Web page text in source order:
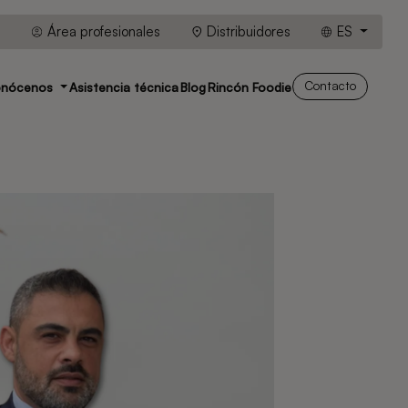
Área profesionales Distribuidores ES
Asistencia técnicaBlogRincón Foodie Contacto